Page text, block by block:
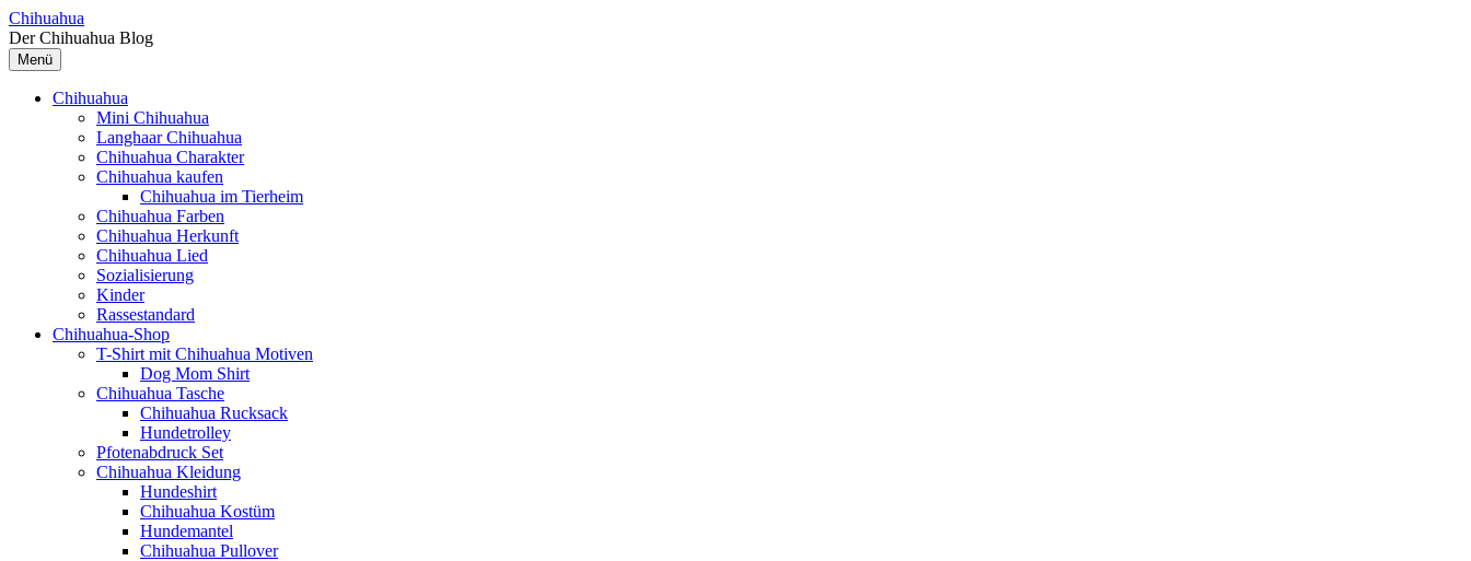
Springe
zum
Inhalt
Chihuahua
Der Chihuahua Blog
Menü
Chihuahua
Mini Chihuahua
Langhaar Chihuahua
Chihuahua Charakter
Chihuahua kaufen
Chihuahua im Tierheim
Chihuahua Farben
Chihuahua Herkunft
Chihuahua Lied
Sozialisierung
Kinder
Rassestandard
Chihuahua-Shop
T-Shirt mit Chihuahua Motiven
Dog Mom Shirt
Chihuahua Tasche
Chihuahua Rucksack
Hundetrolley
Pfotenabdruck Set
Chihuahua Kleidung
Hundeshirt
Chihuahua Kostüm
Hundemantel
Chihuahua Pullover